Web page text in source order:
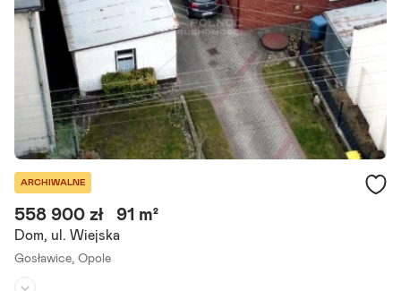
Szczegóły ogłoszenia
ARCHIWALNE
Dom, ul. Wiejska
Gosławice, Opole
558 900 zł 91 m²